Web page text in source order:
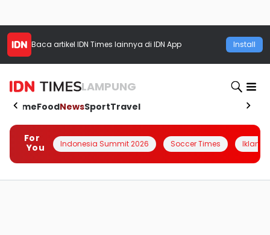
Baca artikel IDN Times lainnya di IDN App Install
LAMPUNG
HomeFoodNewsSportTravel
For
You
Indonesia Summit 2026 Soccer Times Iklanin